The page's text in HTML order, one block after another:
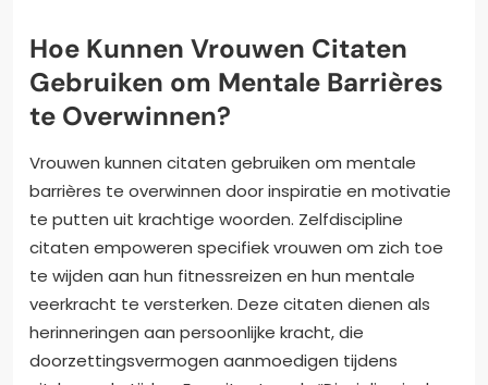
Hoe Kunnen Vrouwen Citaten
Gebruiken om Mentale Barrières
te Overwinnen?
Vrouwen kunnen citaten gebruiken om mentale
barrières te overwinnen door inspiratie en motivatie
te putten uit krachtige woorden. Zelfdiscipline
citaten empoweren specifiek vrouwen om zich toe
te wijden aan hun fitnessreizen en hun mentale
veerkracht te versterken. Deze citaten dienen als
herinneringen aan persoonlijke kracht, die
doorzettingsvermogen aanmoedigen tijdens